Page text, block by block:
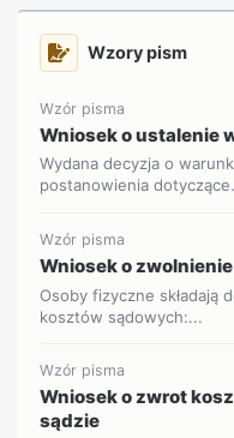
Wzory pism
Wzór pisma
Wniosek o ustalenie
Wydana decyzja o
postanowienia
Wzór pisma
Wniosek o
Osoby fizyczne składają
kosztów sądowych:...
Wzór pisma
Wniosek o zwrot
sądzie